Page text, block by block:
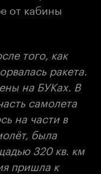
от кабины
того, как
ракета.
на БУКах. В
самолета
на части в
была
320 кв. км
пришла к